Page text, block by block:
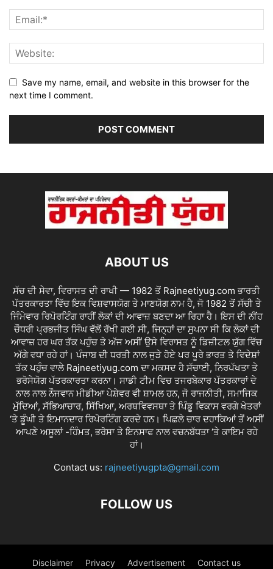
Save my name, email, and website in this browser for the
next time I comment.
ABOUT US
ਸੱਚ ਦੀ ਸੇਵਾ, ਵਿਰਾਸਤ ਦੀ ਰਾਖੀ — 1982 ਤੋਂ Rajneetiyug.com ਭਾਰਤੀ
ਪੱਤਰਕਾਰਤਾ ਵਿੱਚ ਇਕ ਵਿਸ਼ਵਾਸਯੋਗ ਤੇ ਮਾਣਯੋਗ ਨਾਮ ਹੈ, ਜੋ 1982 ਤੋਂ ਸੱਚੀ ਤੇ
ਜਿੰਮੇਵਾਰ ਰਿਪੋਰਟਿੰਗ ਰਾਹੀਂ ਲੋਕਾਂ ਦੀ ਆਵਾਜ਼ ਬਣਦਾ ਆ ਰਿਹਾ ਹੈ। ਇਸ ਦੀ ਨੀਂਹ
ਚੌਧਰੀ ਪ੍ਰਭਜੀਤ ਸਿੰਘ ਵੱਲੋਂ ਰੱਖੀ ਗਈ ਸੀ, ਜਿਨ੍ਹਾਂ ਦਾ ਸੁਪਨਾ ਸੀ ਕਿ ਲੋਕਾਂ ਦੀ
ਆਵਾਜ਼ ਹਰ ਘਰ ਤੱਕ ਪਹੁੰਚ ਤੇ ਅੱਜ ਅਸੀਂ ਉਸੇ ਵਿਰਾਸਤ ਨੂੰ ਡਿਜ਼ੀਟਲ ਯੁੱਗ ਵਿੱਚ
ਅੱਗੇ ਵਧਾ ਰਹੇ ਹਾਂ। ਪੰਜਾਬ ਦੀ ਧਰਤੀ ਨਾਲ ਜੁੜੇ ਹੋਏ ਪਰ ਪੂਰੇ ਭਾਰਤ ਤੇ ਵਿਦੇਸ਼ਾਂ
ਤੱਕ ਪਹੁੰਚ ਵਾਲੇ Rajneetiyug.com ਦਾ ਮਕਸਦ ਹੈ ਸੱਚਾਈ, ਨਿਰਪੱਖਤਾ ਤੇ
ਭਰੋਸੇਯੋਗ ਪੱਤਰਕਾਰਤਾ ਕਰਨਾ। ਸਾਡੀ ਟੀਮ ਵਿਚ ਤਜਰਬੇਕਾਰ ਪੱਤਰਕਾਰਾਂ ਦੇ
ਨਾਲ ਨਾਲ ਨੌਜਵਾਨ ਮੀਡੀਆ ਪੇਸ਼ੇਵਰ ਵੀ ਸ਼ਾਮਲ ਹਨ, ਜੋ ਰਾਜਨੀਤੀ, ਸਮਾਜਿਕ
ਮੁੱਦਿਆਂ, ਸੱਭਿਆਚਾਰ, ਸਿੱਖਿਆ, ਅਰਥਵਿਵਸਥਾ ਤੇ ਪਿੰਡੂ ਵਿਕਾਸ ਵਰਗੇ ਖੇਤਰਾਂ
‘ਤੇ ਡੂੰਘੀ ਤੇ ਇਮਾਨਦਾਰ ਰਿਪੋਰਟਿੰਗ ਕਰਦੇ ਹਨ। ਪਿਛਲੇ ਚਾਰ ਦਹਾਕਿਆਂ ਤੋਂ ਅਸੀਂ
ਆਪਣੇ ਅਸੂਲਾਂ -ਹਿੰਮਤ, ਭਰੋਸਾ ਤੇ ਇਨਸਾਫ ਨਾਲ ਵਚਨਬੱਧਤਾ ‘ਤੇ ਕਾਇਮ ਰਹੇ
ਹਾਂ।
Contact us: rajneetiyugpta@gmail.com
FOLLOW US
Disclaimer Privacy Advertisement Contact us